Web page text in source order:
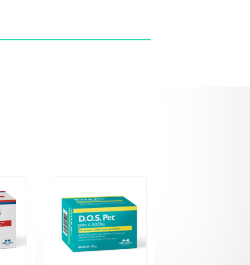
Sakari AI Advisor
Doporučení veterinárních produktů